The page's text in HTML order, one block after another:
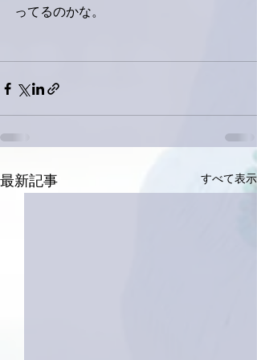
ってるのかな。
最新記事 すべて表示